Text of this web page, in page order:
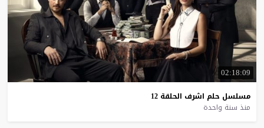
02:18:09
مسلسل حلم اشرف الحلقة 12
منذ سنة واحدة